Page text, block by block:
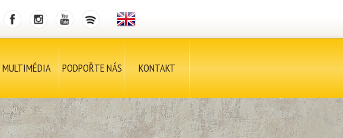
MULTIMÉDIA PODPOŘTE NÁS KONTAKT